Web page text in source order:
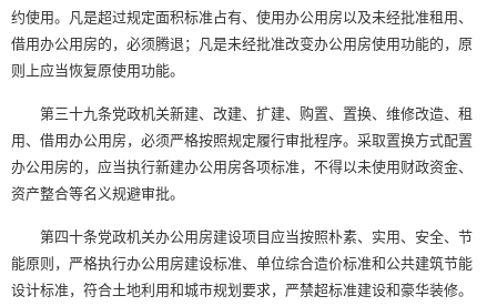
约使用。凡是超过规定面积标准占有、使用办公用房以及未经批准租用、
借用办公用房的，必须腾退；凡是未经批准改变办公用房使用功能的，原
则上应当恢复原使用功能。
第三十九条党政机关新建、改建、扩建、购置、置换、维修改造、租
用、借用办公用房，必须严格按照规定履行审批程序。采取置换方式配置
办公用房的，应当执行新建办公用房各项标准，不得以未使用财政资金、
资产整合等名义规避审批。
第四十条党政机关办公用房建设项目应当按照朴素、实用、安全、节
能原则，严格执行办公用房建设标准、单位综合造价标准和公共建筑节能
设计标准，符合土地利用和城市规划要求，严禁超标准建设和豪华装修。